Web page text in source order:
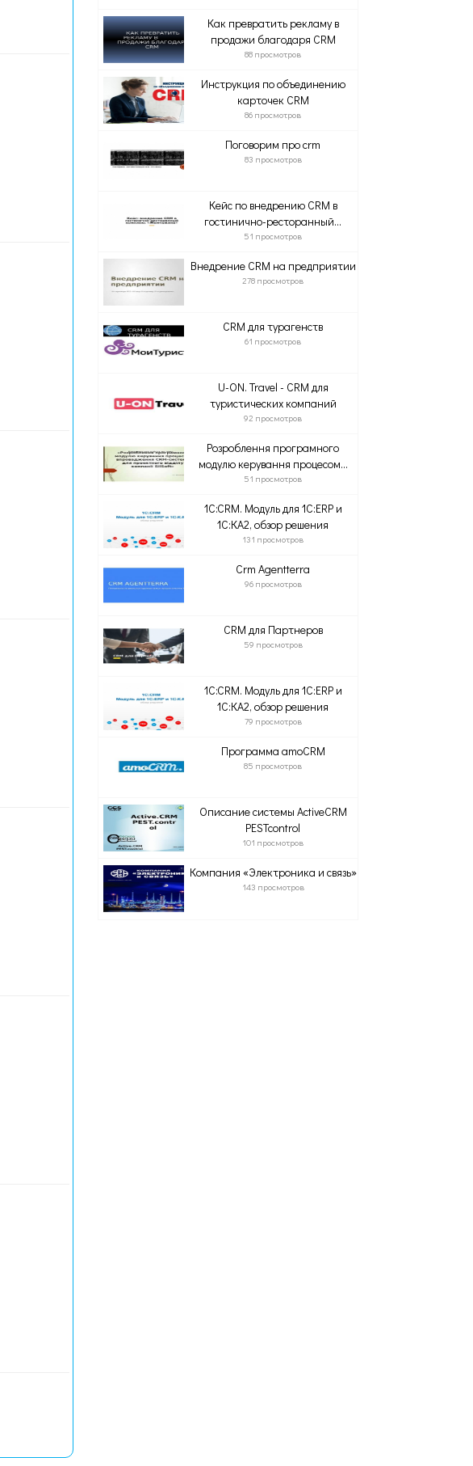
Как превратить рекламу в
продажи благодаря CRM
88 просмотров
Инструкция по объединению
карточек CRM
86 просмотров
Поговорим про crm
83 просмотров
Кейс по внедрению CRM в
гостинично-ресторанный...
51 просмотров
Внедрение CRM на предприятии
278 просмотров
CRM для турагенств
61 просмотров
U-ON. Travel - CRM для
туристических компаний
92 просмотров
Розроблення програмного
модулю керування процесом...
51 просмотров
1C:CRM. Модуль для 1С:ERP и
1С:КА2, обзор решения
131 просмотров
Crm Agentterra
96 просмотров
CRM для Партнеров
59 просмотров
1C:CRM. Модуль для 1С:ERP и
1С:КА2, обзор решения
79 просмотров
Программа amoCRM
85 просмотров
Описание системы ActiveCRM
PESTcontrol
101 просмотров
Компания «Электроника и связь»
143 просмотров